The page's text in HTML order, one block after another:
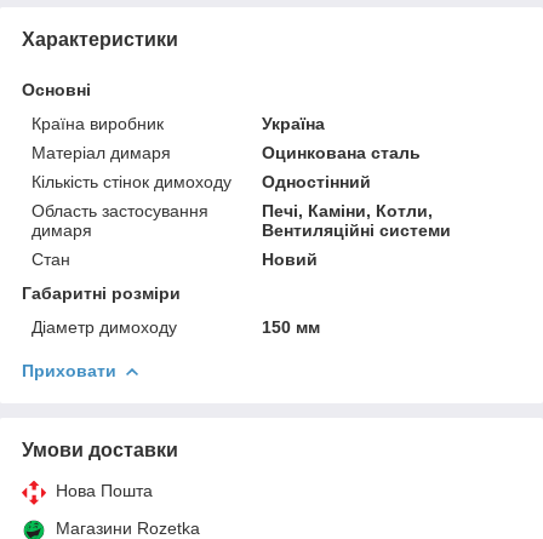
Характеристики
Основні
Країна виробник
Україна
Матеріал димаря
Оцинкована сталь
Кількість стінок димоходу
Одностінний
Область застосування
димаря
Печі, Каміни, Котли,
Вентиляційні системи
Стан
Новий
Габаритні розміри
Діаметр димоходу
150 мм
Приховати
Умови доставки
Нова Пошта
Магазини Rozetka